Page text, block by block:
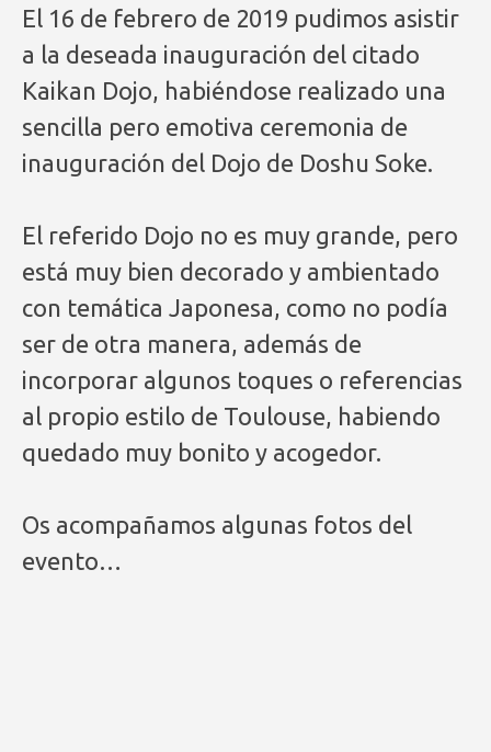
El 16 de febrero de 2019 pudimos asistir
a la deseada inauguración del citado
Kaikan Dojo, habiéndose realizado una
sencilla pero emotiva ceremonia de
inauguración del Dojo de Doshu Soke.
El referido Dojo no es muy grande, pero
está muy bien decorado y ambientado
con temática Japonesa, como no podía
ser de otra manera, además de
incorporar algunos toques o referencias
al propio estilo de Toulouse, habiendo
quedado muy bonito y acogedor.
Os acompañamos algunas fotos del
evento…